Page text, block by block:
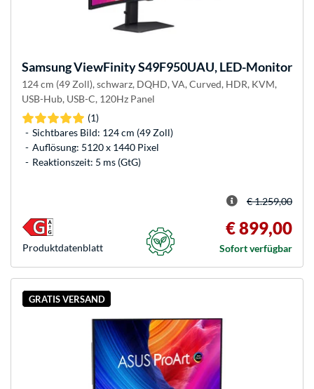
SamsungViewFinity S49F950UAU, LED-Monitor
124 cm (49 Zoll), schwarz, DQHD, VA, Curved, HDR, KVM,
USB-Hub, USB-C, 120Hz Panel
(1)
Sichtbares Bild: 124 cm (49 Zoll)
Auflösung: 5120 x 1440 Pixel
Reaktionszeit: 5 ms (GtG)
€ 1.259,00
€ 899,00
Sofort verfügbar
Produkt­datenblatt
GRATIS VERSAND